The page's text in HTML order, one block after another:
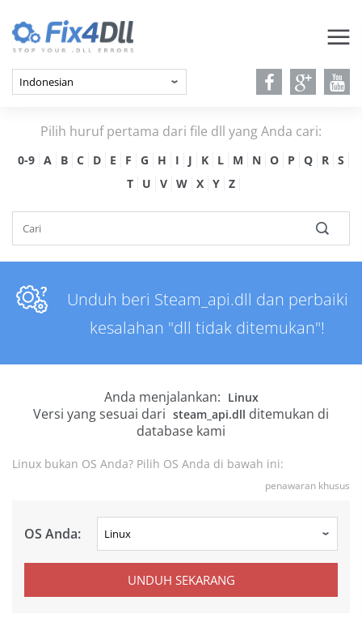
Pilih huruf pertama dari file dll yang Anda cari:
0-9 A B C D E F G H I J K L M N O P Q R
S
T
U V W X Y Z
Unduh beri Steam_api.dll dan perbaiki
kesalahan "dll tidak ditemukan"!
Anda menjalankan: Linux
Versi yang sesuai dari steam_api.dll ditemukan di
database kami
Linux bukan OS Anda? Pilih OS Anda di bawah ini:
penawaran khusus
OS Anda:
UNDUH SEKARANG